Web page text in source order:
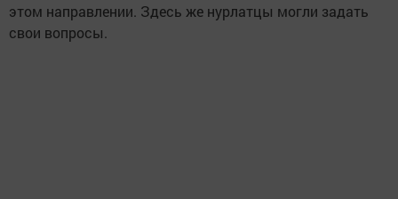
этом направлении. Здесь же нурлатцы могли задать
свои вопросы.